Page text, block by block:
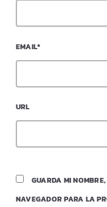
EMAIL*
URL
GUARDA MI
NAVEGADOR PARA LA